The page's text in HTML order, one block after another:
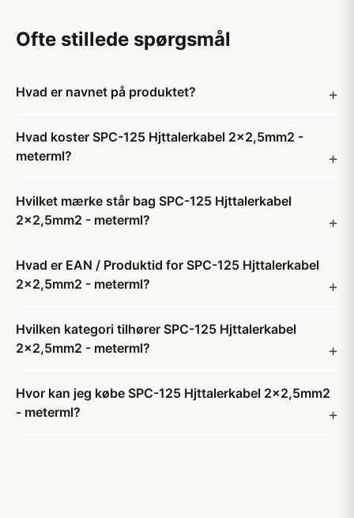
Ofte stillede spørgsmål
Hvad er navnet på produktet?
Hvad koster SPC-125 Hjttalerkabel 2x2,5mm2 -
meterml?
Hvilket mærke står bag SPC-125 Hjttalerkabel
2x2,5mm2 - meterml?
Hvad er EAN / Produktid for SPC-125 Hjttalerkabel
2x2,5mm2 - meterml?
Hvilken kategori tilhører SPC-125 Hjttalerkabel
2x2,5mm2 - meterml?
Hvor kan jeg købe SPC-125 Hjttalerkabel 2x2,5mm2
- meterml?